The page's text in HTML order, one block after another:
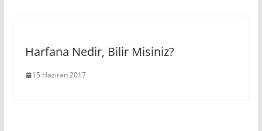
Harfana Nedir, Bilir Misiniz?
15 Haziran 2017